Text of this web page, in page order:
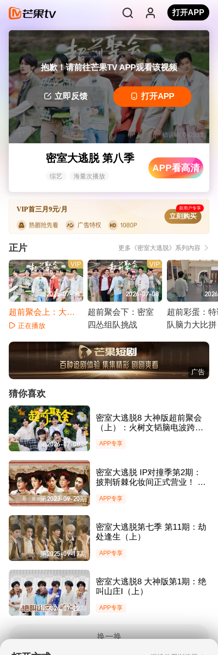
打开APP
抱歉！请前往芒果TV APP观看该视频
立即反馈 打开APP
错误码: 042312
密室大逃脱 第八季
综艺 海量次播放
APP看高清
VIP首三月9元/月 新用户专享
立刻购买
正片 更多《密室大逃脱》系列内容
2026-07-08
VIP
超前聚会上：大张
伟周笔畅斗舞
正在播放
2026-07-08
VIP
超前聚会下：密室
四怂组队挑战
超前彩蛋：
队脑力大比拼
广告
猜你喜欢
第2026-07-08期
密室大逃脱8 大神版超前聚会
（上）：火树文韬脑电波跨频
VS李晋晔战火全开
APP专享
第2023-09-20期
密室大逃脱 IP对撞季第2期：
披荆斩棘化妆间正式营业！ 全
APP专享
第2025-09-17期
密室大逃脱第七季 第11期：劫
处逢生（上）
APP专享
第2026-07-22期
密室大逃脱8 大神版第1期：绝
叫山庄Ⅰ（上）
APP专享
换一换